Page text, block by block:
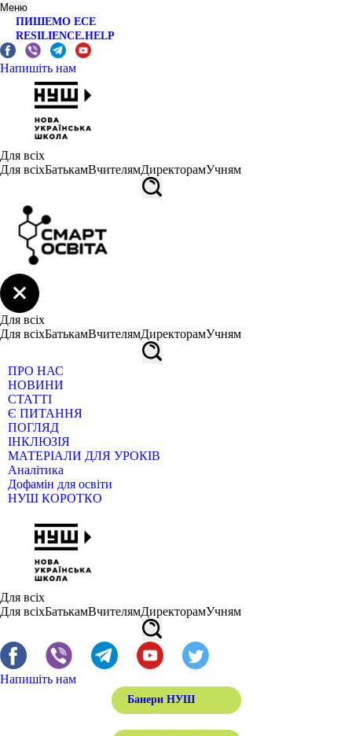
Меню
ПИШЕМО ЕСЕ
RESILIENCE.HELP
Напишіть нам
Для всіх
Для всіхБатькамВчителямДиректорамУчням
Для всіх
Для всіхБатькамВчителямДиректорамУчням
ПРО НАС
НОВИНИ
СТАТТІ
Є ПИТАННЯ
ПОГЛЯД
ІНКЛЮЗІЯ
МАТЕРІАЛИ ДЛЯ УРОКІВ
Аналітика
Дофамін для освіти
НУШ КОРОТКО
Для всіх
Для всіхБатькамВчителямДиректорамУчням
Напишіть нам
Банери НУШ